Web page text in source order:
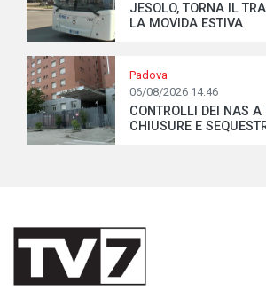
JESOLO, TORNA IL
LA MOVIDA ESTIVA
Padova
06/08/2026 14:46
CONTROLLI DEI NAS A
CHIUSURE E